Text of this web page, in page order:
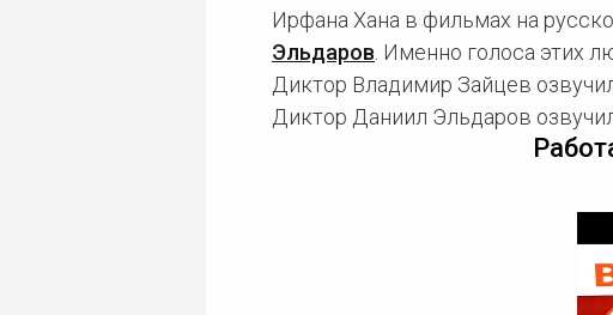
Ирфана Хана в фильмах на
Эльдаров . Именно голоса этих
Диктор Владимир Зайцев
Диктор Даниил Эльдаров